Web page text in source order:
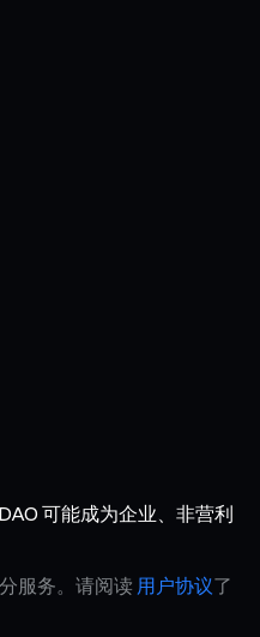
可能成为企业、非营利
服务。请阅读 用户协议了